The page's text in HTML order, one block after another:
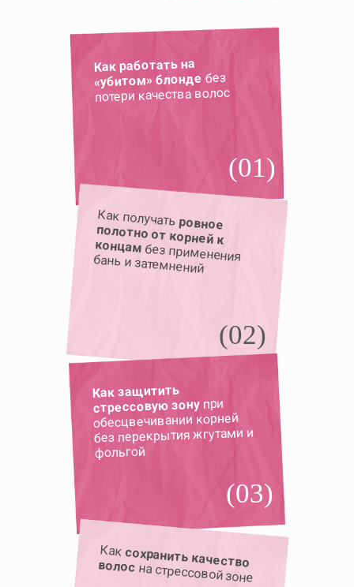
Как работать на
«убитом» блонде без
потери качества волос
(01)
Как получатьровное
полотно от корней к
концамбез применения
бань и затемнений
(02)
Как защитить
стрессовую зону при
обесцвечивании корней
без перекрытия жгутами и
фольгой
(03)
Каксохранить качество
волосна стрессовой зоне